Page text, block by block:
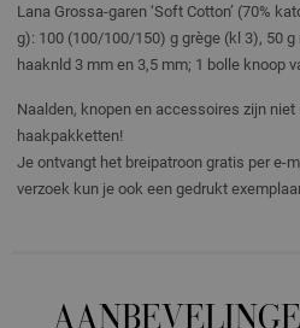
Lana Grossa-garen ‘Soft Cotton’ (70%
g): 100 (100/100/150) g grège (kl 3), 50
haaknld 3 mm en 3,5 mm; 1 bolle knoop
Naalden, knopen en accessoires zijn
haakpakketten!
Je ontvangt het breipatroon gratis per e-
verzoek kun je ook een gedrukt